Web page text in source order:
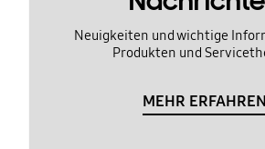
Neuigkeiten und wichtige
Produkten und
MEHR ERFAHREN